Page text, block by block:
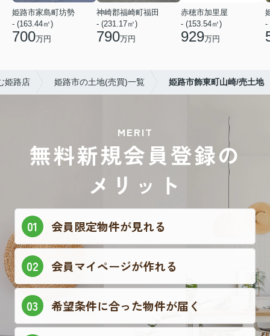
姫路市家島町坊勢
- (163.44㎡)
700万円
神崎郡福崎町福田
- (231.17㎡)
790万円
赤穂市加里屋
- (153.54㎡)
929万円
-
姫路店 姫路市の土地(売買)一覧 姫路市飾東町山崎/売土地
MERIT
無料新規会員登録の
メリット
会員限定物件が見れる
会員マイページが作れる
希望条件に合った物件が届く